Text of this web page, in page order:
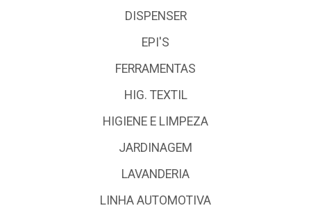
DISPENSER
EPI'S
FERRAMENTAS
HIG. TEXTIL
HIGIENE E LIMPEZA
JARDINAGEM
LAVANDERIA
LINHA AUTOMOTIVA